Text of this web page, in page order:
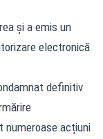
și a emis un
electronică
definitiv
numeroase acțiuni